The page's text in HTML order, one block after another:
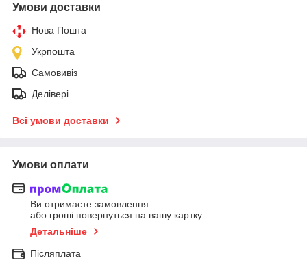
Умови доставки
Нова Пошта
Укрпошта
Самовивіз
Делівері
Всі умови доставки
Умови оплати
Ви отримаєте замовлення
або гроші повернуться на вашу картку
Детальніше
Післяплата